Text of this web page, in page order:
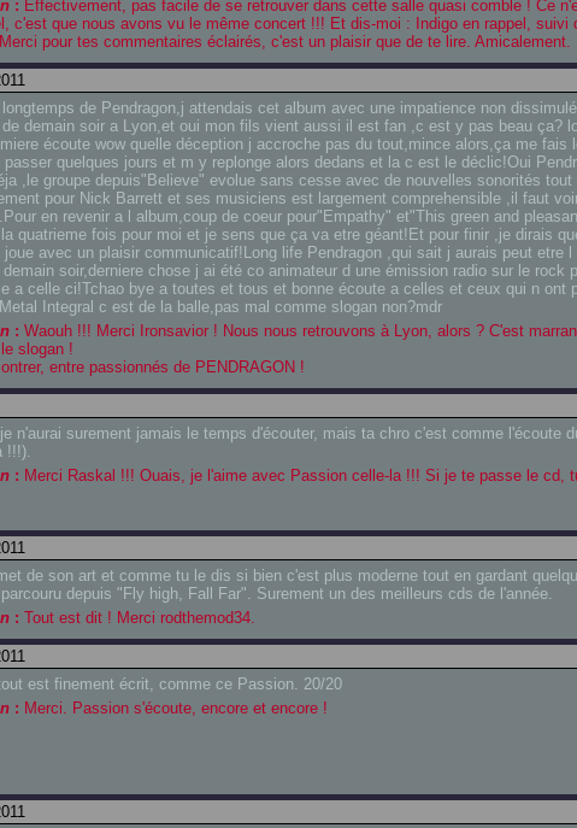
: Effectivement, pas facile de se retrouver dans cette salle quasi comble ! Ce
c'est que nous avons vu le même concert !!! Et dis-moi : Indigo en rappel, suivi
pour tes commentaires éclairés, c'est un plaisir que de te lire. Amicalement.
de Pendragon,j attendais cet album avec une impatience non
demain soir a Lyon,et oui mon fils vient aussi il est fan ,c est y pas beau ça?
écoute wow quelle déception j accroche pas du tout,mince alors,ça me fais
quelques jours et m y replonge alors dedans et la c est le déclic!Oui
,le groupe depuis"Believe" evolue sans cesse avec de nouvelles sonorités tout
pour Nick Barrett et ses musiciens est largement comprehensible ,il faut
en revenir a l album,coup de coeur pour"Empathy" et"This green and
quatrieme fois pour moi et je sens que ça va etre géant!Et pour finir ,je dirais
joue avec un plaisir communicatif!Long life Pendragon ,qui sait j aurais peut etre
soir,derniere chose j ai été co animateur d une émission radio sur le rock
a celle ci!Tchao bye a toutes et tous et bonne écoute a celles et ceux qui n ont
Integral c est de la balle,pas mal comme slogan non?mdr
: Waouh !!! Merci Ironsavior ! Nous nous retrouvons à Lyon, alors ? C'est
slogan !
entre passionnés de PENDRAGON !
n'aurai surement jamais le temps d'écouter, mais ta chro c'est comme l'écoute
!!!).
: Merci Raskal !!! Ouais, je l'aime avec Passion celle-la !!! Si je te passe le cd,
de son art et comme tu le dis si bien c'est plus moderne tout en gardant
depuis "Fly high, Fall Far". Surement un des meilleurs cds de l'année.
: Tout est dit ! Merci rodthemod34.
est finement écrit, comme ce Passion. 20/20
: Merci. Passion s'écoute, encore et encore !